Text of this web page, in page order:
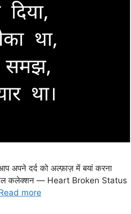
अपने दर्द को अल्फ़ाज़ में बयां करना
कलेक्शन — Heart Broken Status
more